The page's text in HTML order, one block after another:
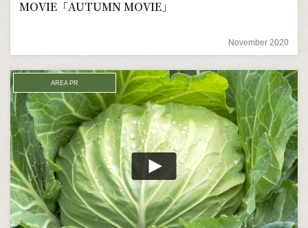
MOVIE「AUTUMN MOVIE」
November 2020
AREA PR